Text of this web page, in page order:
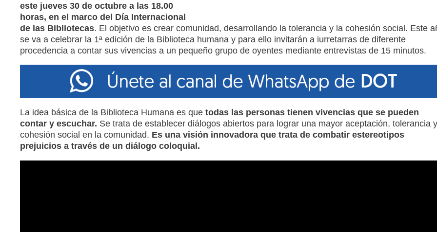
este jueves 30 de octubre a las 18.00
horas, en el marco del Día Internacional
de las Bibliotecas. El objetivo es crear comunidad, desarrollando la tolerancia y la cohesión social. Este
se va a celebrar la 1ª edición de la Biblioteca humana y para ello invitarán a iurretarras de diferente
procedencia a contar sus vivencias a un pequeño grupo de oyentes mediante entrevistas de 15 minutos.
La idea básica de la Biblioteca Humana es que todas las personas tienen vivencias que se pueden
contar y escuchar. Se trata de establecer diálogos abiertos para lograr una mayor aceptación, tolerancia y
cohesión social en la comunidad. Es una visión innovadora que trata de combatir estereotipos
prejuicios a través de un diálogo coloquial.